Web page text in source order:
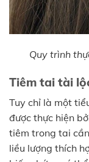
Quy trình
Tiêm tai tài
Tuy chỉ là một
được thực hiện
tiêm trong tai
liều lượng thích